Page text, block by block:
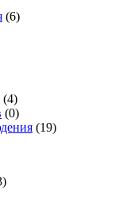
(6)
(4)
(0)
(19)